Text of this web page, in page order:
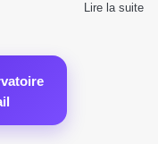
Lire la suite